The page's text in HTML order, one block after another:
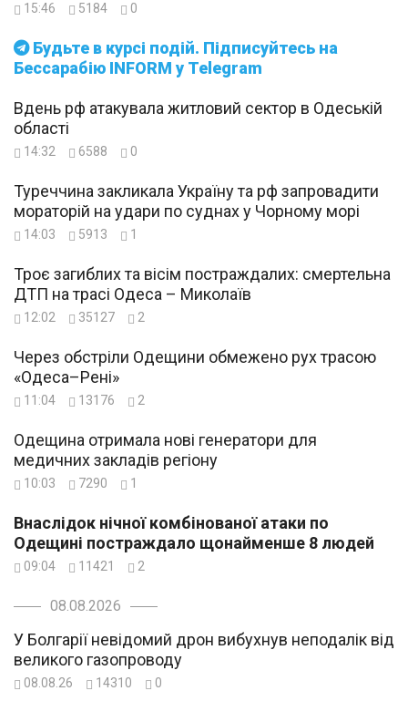
Будьте в курсі подій. Підписуйтесь на
Бессарабію INFORM у Telegram
15:46 5184 0
Вдень рф атакувала житловий сектор в Одеській
області
14:32 6588 0
Туреччина закликала Україну та рф запровадити
мораторій на удари по суднах у Чорному морі
14:03 5913 1
Троє загиблих та вісім постраждалих: смертельна
ДТП на трасі Одеса – Миколаїв
12:02 35127 2
Через обстріли Одещини обмежено рух трасою
«Одеса–Рені»
11:04 13176 2
Одещина отримала нові генератори для
медичних закладів регіону
10:03 7290 1
Внаслідок нічної комбінованої атаки по
Одещині постраждало щонайменше 8 людей
09:04 11421 2
08.08.2026
У Болгарії невідомий дрон вибухнув неподалік від
великого газопроводу
08.08.26 14310 0